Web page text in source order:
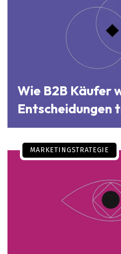
Wie B2B Käufer
Entscheidungen
MARKETINGSTRATEGIE